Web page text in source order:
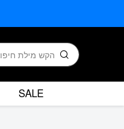
חיפוש
SALE